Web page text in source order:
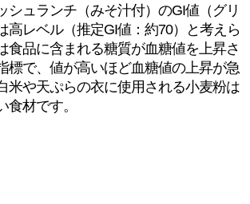
シュランチ（みそ汁付）のGI値（グリ
高レベル（推定GI値：約70）と考えら
食品に含まれる糖質が血糖値を上昇さ
標で、値が高いほど血糖値の上昇が急
米や天ぷらの衣に使用される小麦粉は
食材です。